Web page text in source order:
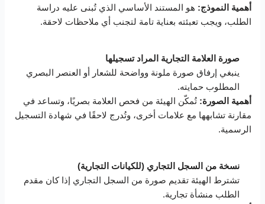
أهمية النموذج: هو المستند الأساسي الذي تُبنى عليه دراسة
الطلب، ويجب تعبئته بعناية تامة لتجنب أي ملاحظات لاحقة.
صورة العلامة التجارية المراد تسجيلها
ينبغي إرفاق صورة ملونة وواضحة للشعار أو العنصر البصري
المطلوب حمايته.
أهمية الصورة: تُمكّن الهيئة من فحص العلامة بصريًا، وتساعد في
مقارنة تشابهها مع علامات أخرى، وتُدرج لاحقًا في شهادة التسجيل
الرسمية.
نسخة من السجل التجاري (للكيانات التجارية)
تشترط الهيئة تقديم صورة من السجل التجاري إذا كان مقدم
الطلب منشأة تجارية.